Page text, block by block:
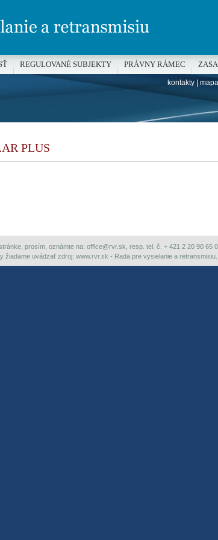
PLUS
prosím, oznámte na: office@rvr.sk, resp. tel. č. + 421 2 20 90 65
žiadame uvádzať zdroj: www.rvr.sk - Rada pre vysielanie a retransmisiu.
REGULOVANÉ SUBJEKTY PRÁVNY RÁMEC
kontakty|